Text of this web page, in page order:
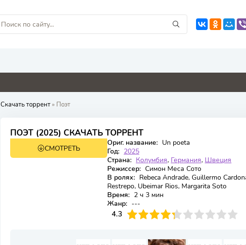
9 0 0 0
Скачать торрент» Поэт
ПОЭТ (2025) СКАЧАТЬ ТОРРЕНТ
FHD (1080p)
7.9
СМОТРЕТЬ
Ориг. название: Un poeta
Год: 2025
Страна: Колумбия, Германия, Швеция
Режиссер: Симон Меса Сото
В ролях: Rebeca Andrade, Guillermo
Restrepo, Ubeimar Rios, Margarita Soto
Время: 2 ч 3 мин
Жанр: ---
4.3
4 6 7 8 9 10